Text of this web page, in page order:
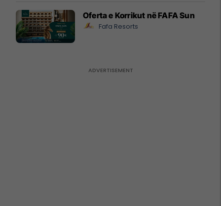
Oferta e Korrikut në FAFA Sun
Fafa Resorts